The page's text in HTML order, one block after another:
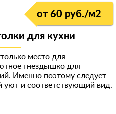
от 60 руб./м2
для кухни
место для
гнездышко для
Именно поэтому следует
уют и соответствующий вид.